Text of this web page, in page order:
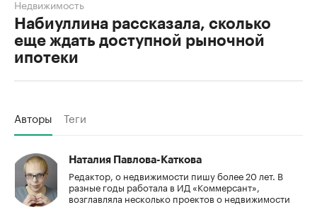
Набиуллина рассказала, сколько
еще ждать доступной рыночной
ипотеки
Недвижимость
Авторы Теги
Наталия Павлова-Каткова
Редактор, о недвижимости пишу более 20 лет. В
разные годы работала в ИД «Коммерсант»,
возглавляла несколько проектов о недвижимости